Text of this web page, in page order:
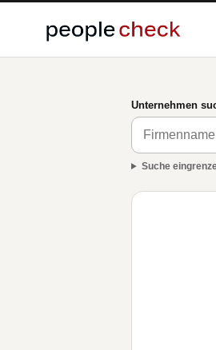
Unternehmen
Suche